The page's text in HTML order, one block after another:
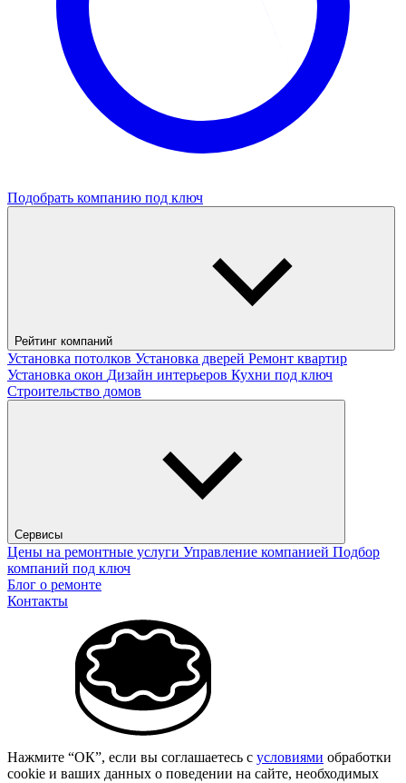
Подобрать компанию под ключ
Рейтинг компаний
Установка потолков Установка дверей Ремонт квартир
Установка окон Дизайн интерьеров Кухни под ключ
Строительство домов
Сервисы
Цены на ремонтные услуги Управление компанией Подбор
компаний под ключ
Блог о ремонте
Контакты
Нажмите “ОК”, если вы соглашаетесь с условиями обработки
cookie и ваших данных о поведении на сайте, необходимых